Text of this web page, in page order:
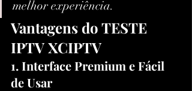
melhor experiência.
Vantagens do TESTE
IPTV XCIPTV
1. Interface Premium e Fácil
de Usar